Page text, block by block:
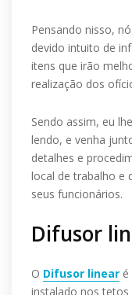
Pensando nisso,
devido intuito de
itens que irão
realização dos
Sendo assim, eu
lendo, e venha
detalhes e
local de trabalho e
seus funcionários.
Difusor
O Difusor linear
instalado nos